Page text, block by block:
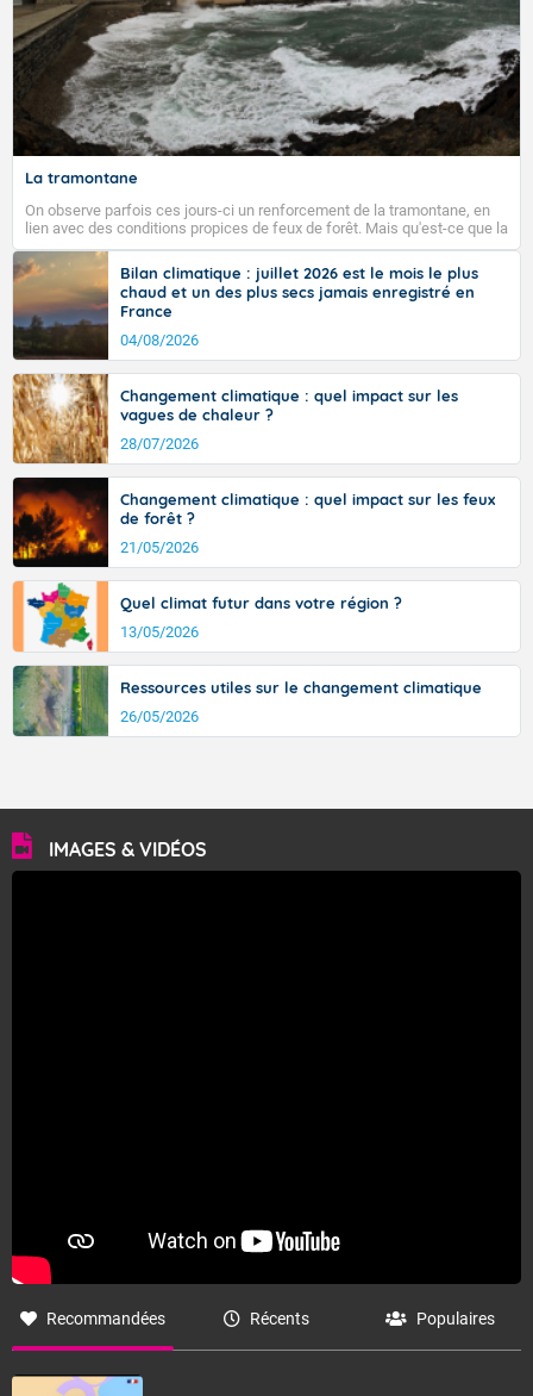
La tramontane
On observe parfois ces jours-ci un renforcement de la tramontane, en
lien avec des conditions propices de feux de forêt. Mais qu'est-ce que la
tramontane ? Quelles sont ses caractéristiques ? La tramontane est un
vent turbulent soufflant de secteur nord-ouest à nord, ou ouest à nord-
ouest, dans un secteur qui part du Roussillon à la vallée de l’Aude et à
l’ouest de l’Hérault. L’étymologie de ce vent vient du latin trasmontanus,
signifiant au-delà des monts, en allusion aux régions montagneuses
d’où provient ce vent.
Bilan climatique : juillet 2026 est le mois le plus
chaud et un des plus secs jamais enregistré en
France
04/08/2026
Changement climatique : quel impact sur les
vagues de chaleur ?
28/07/2026
Changement climatique : quel impact sur les feux
de forêt ?
21/05/2026
Quel climat futur dans votre région ?
13/05/2026
Ressources utiles sur le changement climatique
26/05/2026
IMAGES & VIDÉOS
Recommandées Récents Populaires